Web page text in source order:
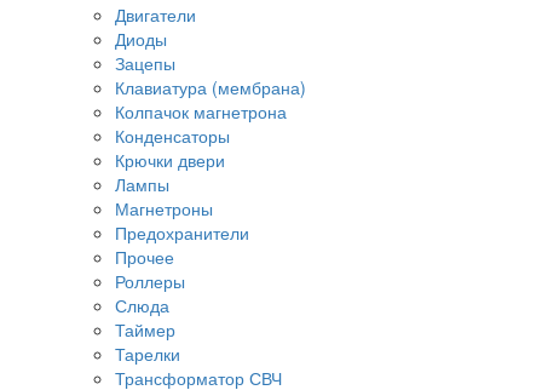
Двигатели
Диоды
Зацепы
Клавиатура (мембрана)
Колпачок магнетрона
Конденсаторы
Крючки двери
Лампы
Магнетроны
Предохранители
Прочее
Роллеры
Слюда
Таймер
Тарелки
Трансформатор СВЧ